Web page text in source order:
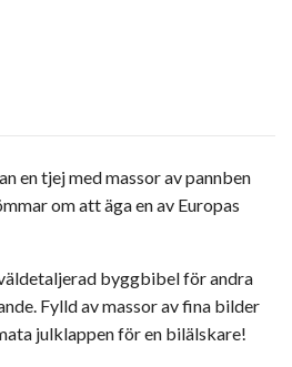
en tjej med massor av pannben
om att äga en av Europas
byggbibel för andra
Fylld av massor av fina bilder
julklappen för en bilälskare!